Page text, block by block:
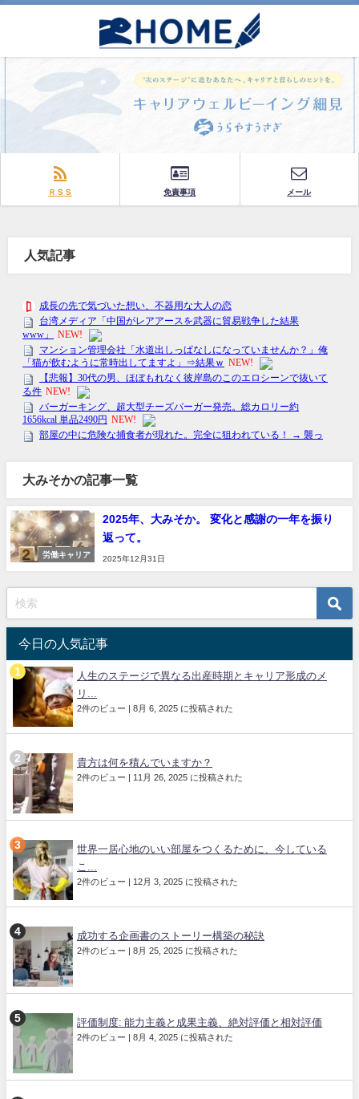
ＲＳＳ 免責事項 メール
人気記事
大みそかの記事一覧
労働キャリア
2025年、大みそか。 変化と感謝の一年を振り
返って。
2025年12月31日
今日の人気記事
人生のステージで異なる出産時期とキャリア形成のメ
リ...
2件のビュー | 8月 6, 2025 に投稿された
貴方は何を積んでいますか？
2件のビュー | 11月 26, 2025 に投稿された
世界一居心地のいい部屋をつくるために、今している
こ...
2件のビュー | 12月 3, 2025 に投稿された
成功する企画書のストーリー構築の秘訣
2件のビュー | 8月 25, 2025 に投稿された
評価制度: 能力主義と成果主義、絶対評価と相対評価
2件のビュー | 8月 4, 2025 に投稿された